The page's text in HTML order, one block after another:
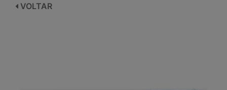
VOLTAR